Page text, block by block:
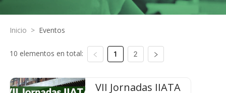
Inicio > Eventos
10 elementos en total: 1 2
VII Jornadas IIATA